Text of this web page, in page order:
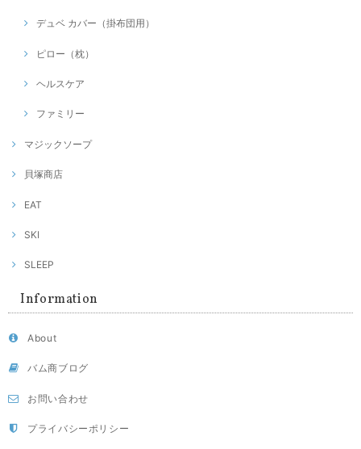
デュベ カバー（掛布団用）
ピロー（枕）
ヘルスケア
ファミリー
マジックソープ
貝塚商店
EAT
SKI
SLEEP
Information
About
バム商ブログ
お問い合わせ
プライバシーポリシー